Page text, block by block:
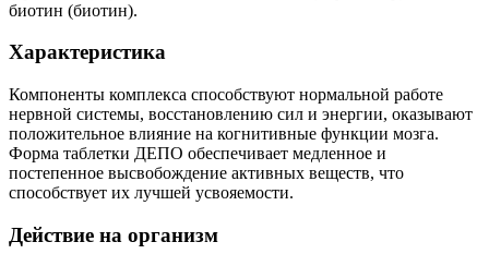
биотин (биотин).
Характеристика
Компоненты комплекса способствуют нормальной работе
нервной системы, восстановлению сил и энергии, оказывают
положительное влияние на когнитивные функции мозга.
Форма таблетки ДЕПО обеспечивает медленное и
постепенное высвобождение активных веществ, что
способствует их лучшей усвояемости.
Действие на организм